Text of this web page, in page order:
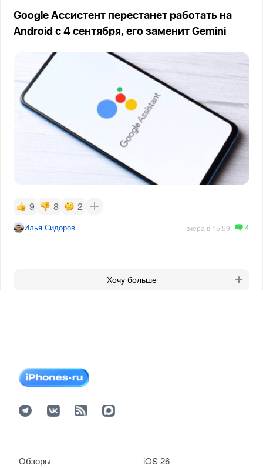
Google Ассистент перестанет работать на
Android с 4 сентября, его заменит Gemini
9 8 2
Илья Сидоров вчера в 15:59 4
Хочу больше
iOS 26
Обзоры